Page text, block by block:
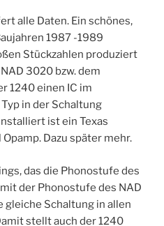
alle Daten. Ein schönes,
1987 -1989
Stückzahlen produziert
3020 bzw. dem
1240 einen IC im
in der Schaltung
ist ein Texas
Dazu später mehr.
das die Phonostufe des
der Phonostufe des NAD
gleiche Schaltung in allen
stellt auch der 1240